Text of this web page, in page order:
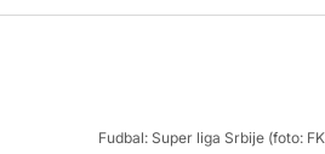
Fudbal: Super liga Srbije (foto: